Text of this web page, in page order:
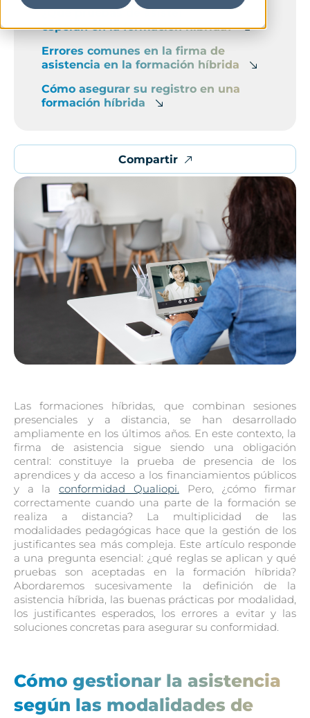
¿Qué pruebas de asistencia se
esperan en la formación híbrida?
Errores comunes en la firma de
asistencia en la formación híbrida
Cómo asegurar su registro en una
formación híbrida
Compartir
Las formaciones híbridas, que combinan sesiones
presenciales y a distancia, se han desarrollado
ampliamente en los últimos años. En este contexto, la
firma de asistencia sigue siendo una obligación
central: constituye la prueba de presencia de los
aprendices y da acceso a los financiamientos públicos
y a laconformidad Qualiopi. Pero, ¿cómo firmar
correctamente cuando una parte de la formación se
realiza a distancia? La multiplicidad de las
modalidades pedagógicas hace que la gestión de los
justificantes sea más compleja. Este artículo responde
a una pregunta esencial: ¿qué reglas se aplican y qué
pruebas son aceptadas en la formación híbrida?
Abordaremos sucesivamente la definición de la
asistencia híbrida, las buenas prácticas por modalidad,
los justificantes esperados, los errores a evitar y las
soluciones concretas para asegurar su conformidad.
Cómo gestionar la asistencia
según las modalidades de